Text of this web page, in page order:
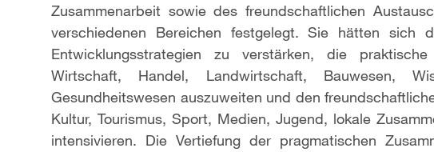
Zusammenarbeit sowie des freundschaftlichen
verschiedenen Bereichen festgelegt. Sie hätten sich
Entwicklungsstrategien zu verstärken, die
Wirtschaft, Handel, Landwirtschaft, Bauwesen,
Gesundheitswesen auszuweiten und den
Kultur, Tourismus, Sport, Medien, Jugend, lokale
intensivieren. Die Vertiefung der pragmatischen